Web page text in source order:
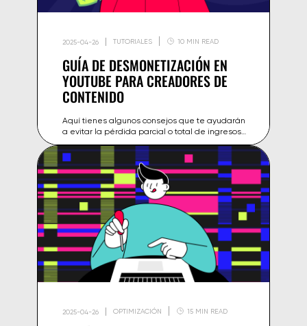
2025-04-26 TUTORIALES 10 MIN READ
GUÍA DE DESMONETIZACIÓN EN
YOUTUBE PARA CREADORES DE
CONTENIDO
Aquí tienes algunos consejos que te ayudarán
a evitar la pérdida parcial o total de ingresos
por el contenido de tu canal.
2025-04-26 OPTIMIZACIÓN 15 MIN READ